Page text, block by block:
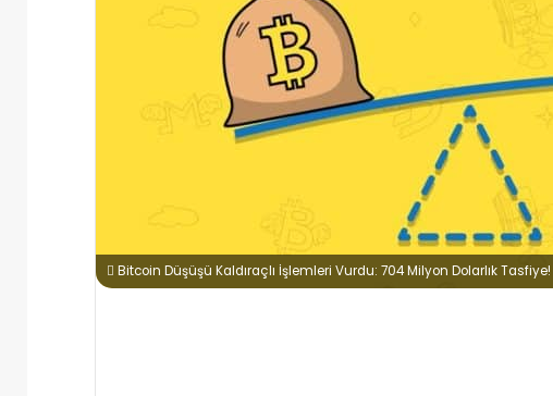
Bitcoin Düşüşü Kaldıraçlı İşlemleri Vurdu: 704 Milyon Dolarlık Tasfiye!